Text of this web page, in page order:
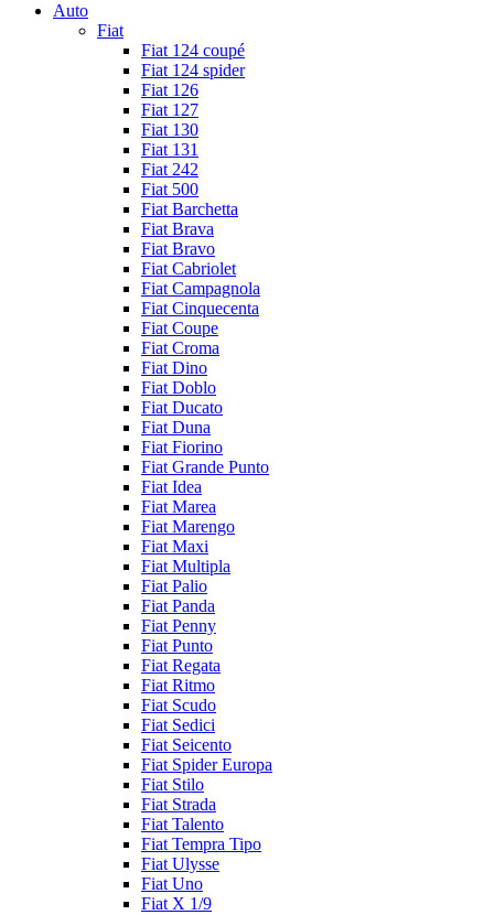
Auto
Fiat
Fiat 124 coupé
Fiat 124 spider
Fiat 126
Fiat 127
Fiat 130
Fiat 131
Fiat 242
Fiat 500
Fiat Barchetta
Fiat Brava
Fiat Bravo
Fiat Cabriolet
Fiat Campagnola
Fiat Cinquecenta
Fiat Coupe
Fiat Croma
Fiat Dino
Fiat Doblo
Fiat Ducato
Fiat Duna
Fiat Fiorino
Fiat Grande Punto
Fiat Idea
Fiat Marea
Fiat Marengo
Fiat Maxi
Fiat Multipla
Fiat Palio
Fiat Panda
Fiat Penny
Fiat Punto
Fiat Regata
Fiat Ritmo
Fiat Scudo
Fiat Sedici
Fiat Seicento
Fiat Spider Europa
Fiat Stilo
Fiat Strada
Fiat Talento
Fiat Tempra Tipo
Fiat Ulysse
Fiat Uno
Fiat X 1/9